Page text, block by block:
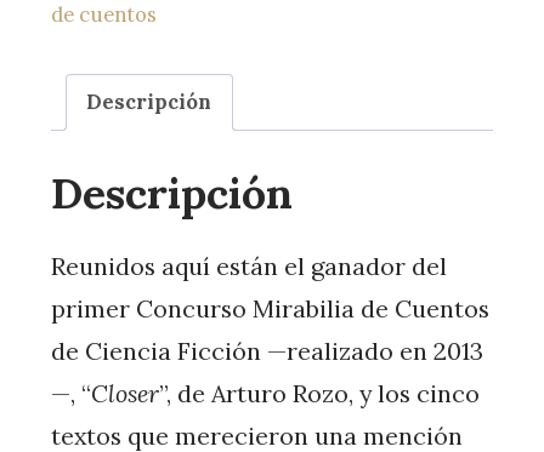
de cuentos
Descripción
Descripción
Reunidos aquí están el ganador del
primer Concurso Mirabilia de Cuentos
de Ciencia Ficción —realizado en 2013
—, “Closer”, de Arturo Rozo, y los cinco
textos que merecieron una mención